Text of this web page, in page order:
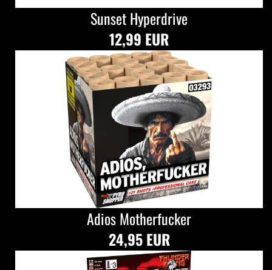
Sunset Hyperdrive
12,99 EUR
Adios Motherfucker
24,95 EUR